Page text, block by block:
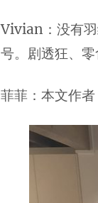
Vivian：没有羽
号。剧透狂、零
菲菲：本文作者